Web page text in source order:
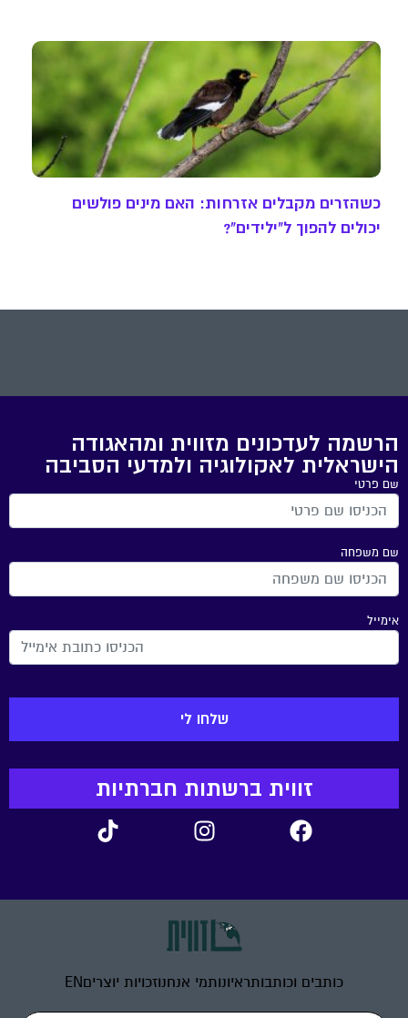
כשהזרים מקבלים אזרחות: האם מינים פולשים
יכולים להפוך ל"ילידים"?
הרשמה לעדכונים מזווית ומהאגודה
הישראלית לאקולוגיה ולמדעי הסביבה
שם פרטי
שם משפחה
אימייל
זווית ברשתות חברתיות
כותבים וכותבותראיונותמי אנחנוזכויות יוצריםEN